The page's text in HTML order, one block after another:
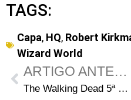
TAGS:
Capa, HQ, Robert
Wizard World
ARTIGO ANTERIOR
The Walking Dead 5ª Temporada: Perguntas e Respostas com Alanna Masterson (Tara)